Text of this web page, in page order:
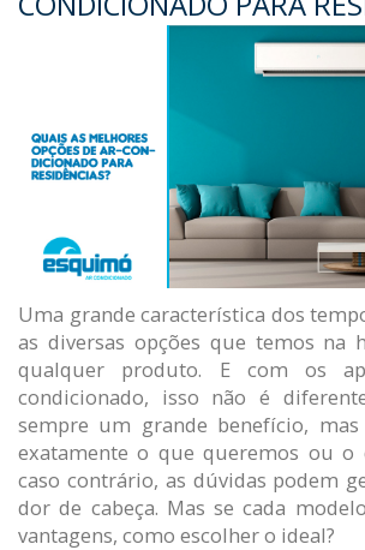
Uma grande característica dos
as diversas opções que temos na
qualquer produto. E com os
condicionado, isso não é
sempre um grande benefício,
exatamente o que queremos ou o
caso contrário, as dúvidas podem
dor de cabeça. Mas se cada
vantagens, como escolher o ideal?